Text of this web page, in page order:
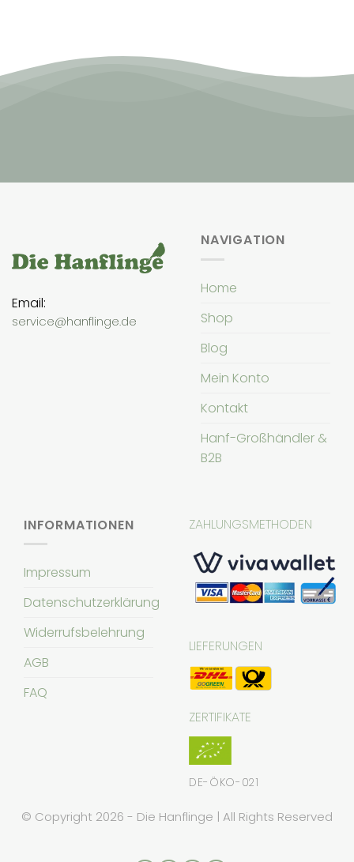
Email:
service@hanflinge.de
NAVIGATION
Home
Shop
Blog
Mein Konto
Kontakt
Hanf-Großhändler &
B2B
INFORMATIONEN
Impressum
Datenschutzerklärung
Widerrufsbelehrung
AGB
FAQ
ZAHLUNGSMETHODEN
LIEFERUNGEN
ZERTIFIKATE
DE-ÖKO-021
© Copyright 2026 - Die Hanflinge | All Rights Reserved